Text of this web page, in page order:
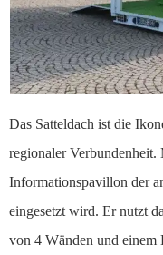
Das Satteldach ist die
regionaler
Informationspavillon der
eingesetzt wird. Er nutzt
von 4 Wänden und